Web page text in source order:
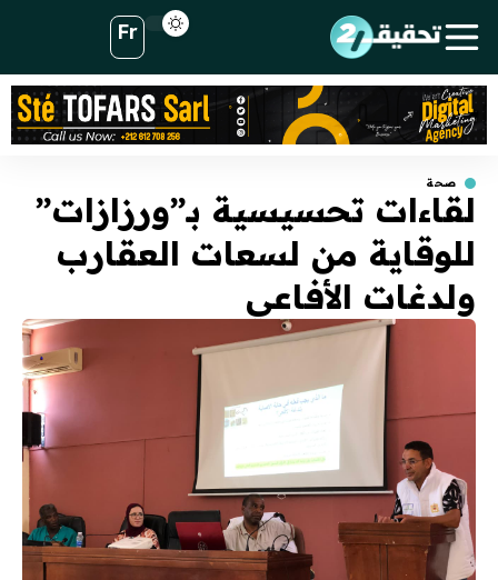
Fr
صحة
لقاءات تحسيسية بـ”ورزازات”
للوقاية من لسعات العقارب
ولدغات الأفاعي